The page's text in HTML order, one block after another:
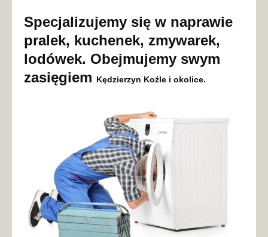
Specjalizujemy się w naprawie
pralek, kuchenek, zmywarek,
lodówek. Obejmujemy swym
zasięgiem Kędzierzyn Koźle i okolice.